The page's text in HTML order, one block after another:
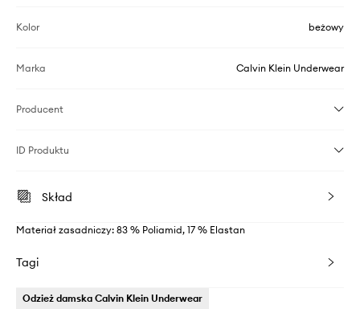
Kolor beżowy
Marka Calvin Klein Underwear
Producent
ID Produktu
Skład
Materiał zasadniczy: 83 % Poliamid, 17 % Elastan
Tagi
Odzież damska Calvin Klein Underwear